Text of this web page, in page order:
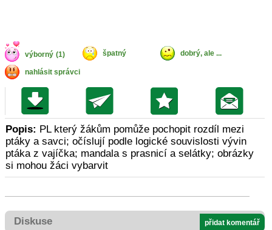
výborný (1) špatný dobrý, ale ...
nahlásit správci
Popis: PL který žákům pomůže pochopit rozdíl mezi
ptáky a savci; očíslují podle logické souvislosti vývin
ptáka z vajíčka; mandala s prasnicí a selátky; obrázky
si mohou žáci vybarvit
Diskuse přidat komentář